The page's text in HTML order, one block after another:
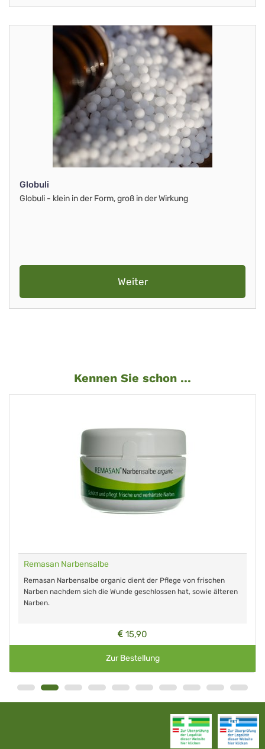
Globuli
Globuli - klein in der Form, groß in der Wirkung
Weiter
Kennen Sie schon ...
Remasan Narbensalbe
Remasan Narbensalbe organic dient der Pflege von frischen
Narben nachdem sich die Wunde geschlossen hat, sowie älteren
Narben.
15,90
Zur Bestellung